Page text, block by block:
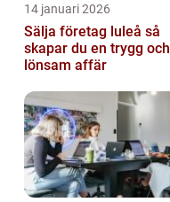
14 januari 2026
Sälja företag luleå så
skapar du en trygg och
lönsam affär